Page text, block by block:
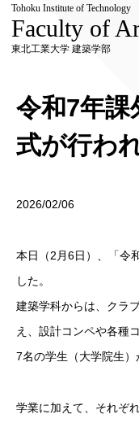
Tohoku Institute of Technology
Faculty of
東北工業大学 建築学部
令和7年課
式が行わ
2026/02/06
本日（2月6日）、「令
した。
建築学科からは、クラ
え、設計コンペや各種
7名の学生（大学院生）
学業に加えて、それぞ